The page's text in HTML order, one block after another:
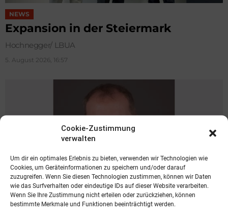
Cookie-Zustimmung
verwalten
Um dir ein optimales Erlebnis zu bieten, verwenden wir Technologien wie
Cookies, um Geräteinformationen zu speichern und/oder darauf
zuzugreifen. Wenn Sie diesen Technologien zustimmen, können wir Daten
wie das Surfverhalten oder eindeutige IDs auf dieser Website verarbeiten.
Wenn Sie Ihre Zustimmung nicht erteilen oder zurückziehen, können
bestimmte Merkmale und Funktionen beeinträchtigt werden.
NEWS
Expansion in der Steiermark
Hochnegger/ LBUA
5. August 2026, 16:57